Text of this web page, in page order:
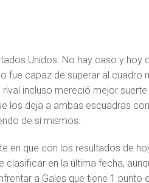
Unidos. No hay caso y hoy
fue capaz de superar al cuadro
incluso mereció mejor
los deja a ambas escuadras
de sí mismos.
en que con los resultados de
clasificar en la última fecha,
a Gales que tiene 1 punto